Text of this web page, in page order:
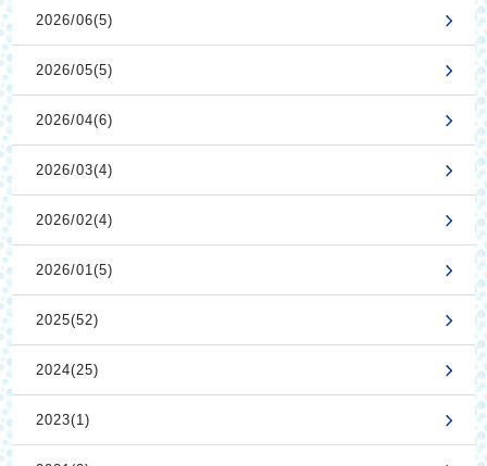
2026/06(5)
2026/05(5)
2026/04(6)
2026/03(4)
2026/02(4)
2026/01(5)
2025(52)
2024(25)
2023(1)